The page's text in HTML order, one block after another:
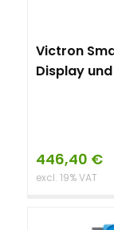
Victron
Display
446,40 €
excl. 19% VAT